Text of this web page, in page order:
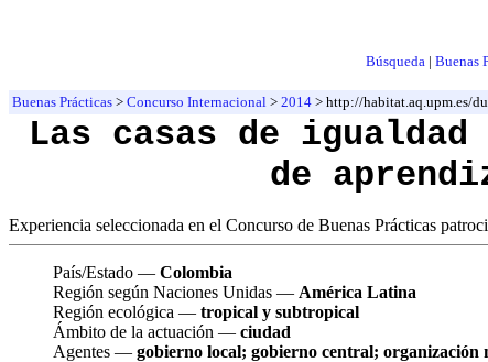
Búsqueda | Buenas
Buenas Prácticas > Concurso Internacional > 2014 > http://habitat.aq.upm.es/
Las casas de
de
Experiencia seleccionada en el Concurso de Buenas Prácticas
País/Estado — Colombia
Región según Naciones Unidas — América Latina
Región ecológica — tropical y subtropical
Ámbito de la actuación — ciudad
Agentes — gobierno local; gobierno central;